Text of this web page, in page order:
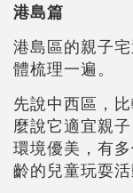
港島篇
港島區的親子
體梳理一遍。
先說中西區，
麼說它適宜親
環境優美，有
齡的兒童玩耍活